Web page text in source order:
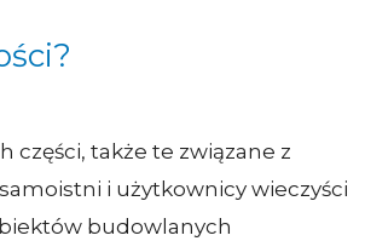
także te związane z
i użytkownicy wieczyści
budowlanych